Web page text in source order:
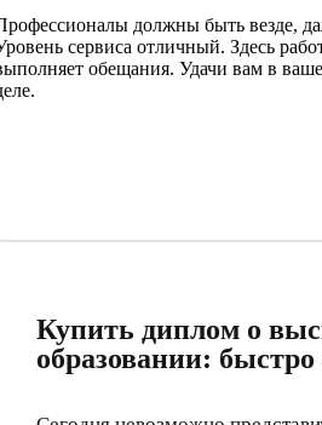
должны быть везде,
сервиса отличный. Здесь
обещания. Удачи вам в
Купить диплом о
образовании: быстро